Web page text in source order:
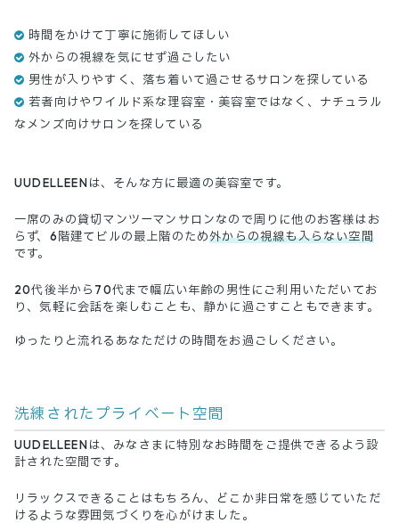
時間をかけて丁寧に施術してほしい
外からの視線を気にせず過ごしたい
男性が入りやすく、落ち着いて過ごせるサロンを探している
若者向けやワイルド系な理容室・美容室ではなく、ナチュラル
なメンズ向けサロンを探している
UUDELLEENは、そんな方に最適の美容室です。
一席のみの貸切マンツーマンサロンなので周りに他のお客様はお
らず、6階建てビルの最上階のため外からの視線も入らない空間
です。
20代後半から70代まで幅広い年齢の男性にご利用いただいてお
り、気軽に会話を楽しむことも、静かに過ごすこともできます。
ゆったりと流れるあなただけの時間をお過ごしください。
洗練されたプライベート空間
UUDELLEENは、みなさまに特別なお時間をご提供できるよう設
計された空間です。
リラックスできることはもちろん、どこか非日常を感じていただ
けるような雰囲気づくりを心がけました。